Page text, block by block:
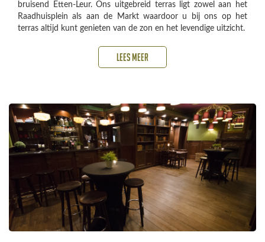
bruisend Etten-Leur. Ons uitgebreid terras ligt zowel aan het
Raadhuisplein als aan de Markt waardoor u bij ons op het
terras altijd kunt genieten van de zon en het levendige uitzicht.
Lees meer